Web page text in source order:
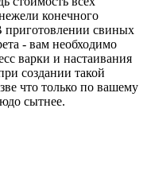
конечного
приготовлении свиных
- вам необходимо
варки и настаивания
создании такой
что только по вашему
сытнее.